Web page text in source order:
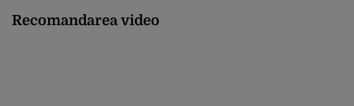
Recomandarea video